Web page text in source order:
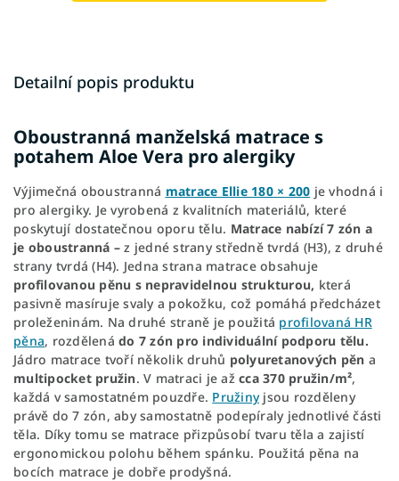
Detailní popis produktu
Oboustranná manželská matrace s
potahem Aloe Vera pro alergiky
Výjimečná oboustranná matrace Ellie 180 × 200 je vhodná i
pro alergiky. Je vyrobená z kvalitních materiálů, které
poskytují dostatečnou oporu tělu. Matrace nabízí 7 zón a
je oboustranná – z jedné strany středně tvrdá (H3), z druhé
strany tvrdá (H4). Jedna strana matrace obsahuje
profilovanou pěnu s nepravidelnou strukturou, která
pasivně masíruje svaly a pokožku, což pomáhá předcházet
proleženinám. Na druhé straně je použitá profilovaná HR
pěna, rozdělená do 7 zón pro individuální podporu tělu.
Jádro matrace tvoří několik druhů polyuretanových pěn a
multipocket pružin. V matraci je až cca 370 pružin/m²,
každá v samostatném pouzdře. Pružinyjsou rozděleny
právě do 7 zón, aby samostatně podepíraly jednotlivé části
těla. Díky tomu se matrace přizpůsobí tvaru těla a zajistí
ergonomickou polohu během spánku. Použitá pěna na
bocích matrace je dobře prodyšná.